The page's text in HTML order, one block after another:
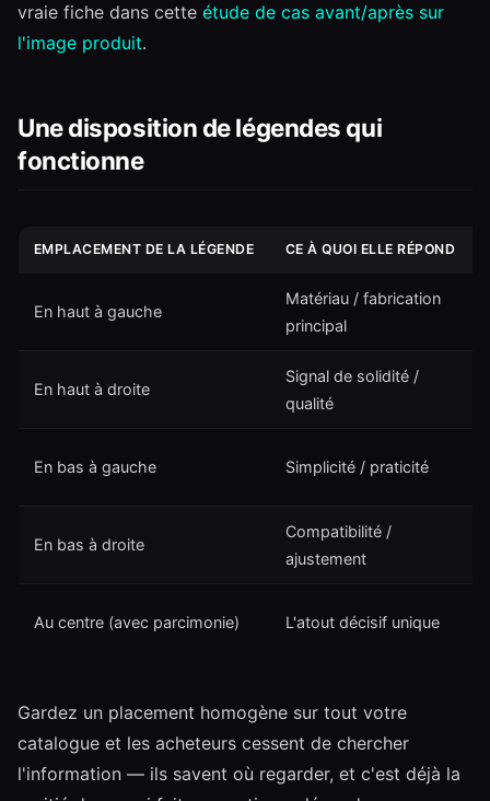
vraie fiche dans cette étude de cas avant/après sur
l'image produit.
Une disposition de légendes qui
fonctionne
EMPLACEMENT DE LA LÉGENDE CE À QUOI ELLE RÉPOND
En haut à gauche
Matériau / fabrication
principal
En haut à droite
Signal de solidité /
qualité
En bas à gauche Simplicité / praticité
En bas à droite
Compatibilité /
ajustement
Au centre (avec parcimonie) L'atout décisif unique
Gardez un placement homogène sur tout votre
catalogue et les acheteurs cessent de chercher
l'information — ils savent où regarder, et c'est déjà la